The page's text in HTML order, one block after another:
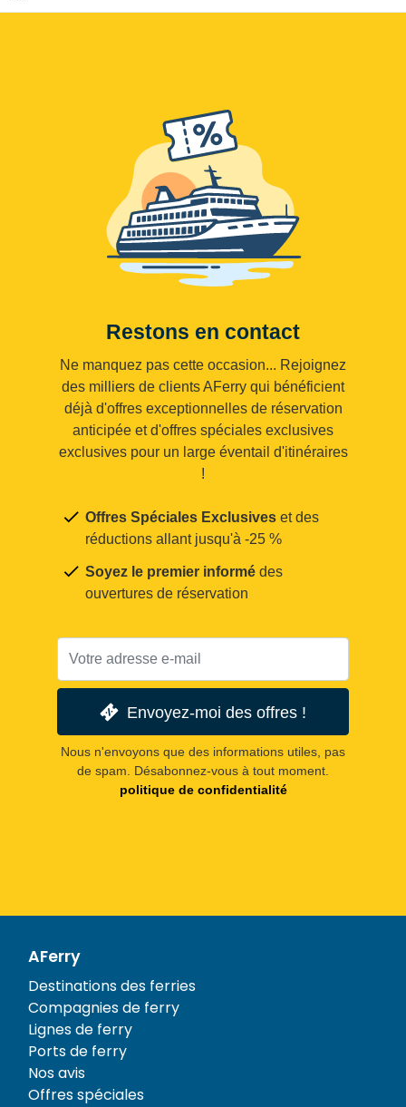
Restons en contact
Ne manquez pas cette occasion... Rejoignez
des milliers de clients AFerry qui bénéficient
déjà d'offres exceptionnelles de réservation
anticipée et d'offres spéciales exclusives
exclusives pour un large éventail d'itinéraires
!
Offres Spéciales Exclusives et des
réductions allant jusqu'à -25 %
Soyez le premier informé des
ouvertures de réservation
Envoyez-moi des offres !
Nous n'envoyons que des informations utiles, pas
de spam. Désabonnez-vous à tout moment.
politique de confidentialité
AFerry
Destinations des ferries
Compagnies de ferry
Lignes de ferry
Ports de ferry
Nos avis
Offres spéciales